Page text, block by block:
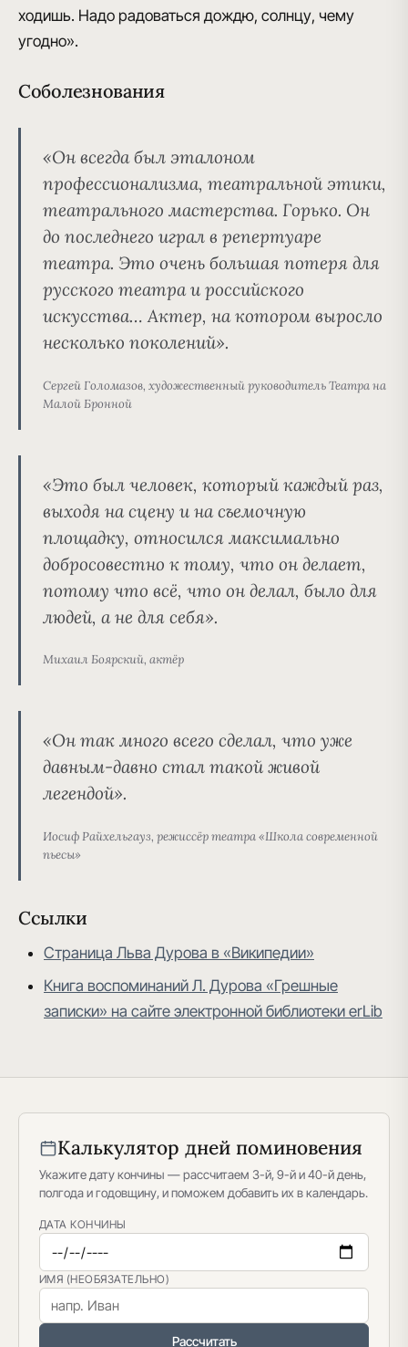
ходишь. Надо радоваться дождю, солнцу, чему
угодно».
Соболезнования
«Он всегда был эталоном
профессионализма, театральной этики,
театрального мастерства. Горько. Он
до последнего играл в репертуаре
театра. Это очень большая потеря для
русского театра и российского
искусства… Актер, на котором выросло
несколько поколений».
Сергей Голомазов, художественный руководитель Театра на
Малой Бронной
«Это был человек, который каждый раз,
выходя на сцену и на съемочную
площадку, относился максимально
добросовестно к тому, что он делает,
потому что всё, что он делал, было для
людей, а не для себя».
Михаил Боярский, актёр
«Он так много всего сделал, что уже
давным-давно стал такой живой
легендой».
Иосиф Райхельгауз, режиссёр театра «Школа современной
пьесы»
Ссылки
Страница Льва Дурова в «Википедии»
Книга воспоминаний Л. Дурова «Грешные
записки» на сайте электронной библиотеки erLib
Калькулятор дней поминовения
Укажите дату кончины — рассчитаем 3-й, 9-й и 40-й день,
полгода и годовщину, и поможем добавить их в календарь.
ДАТА КОНЧИНЫ
ИМЯ (НЕОБЯЗАТЕЛЬНО)
Рассчитать